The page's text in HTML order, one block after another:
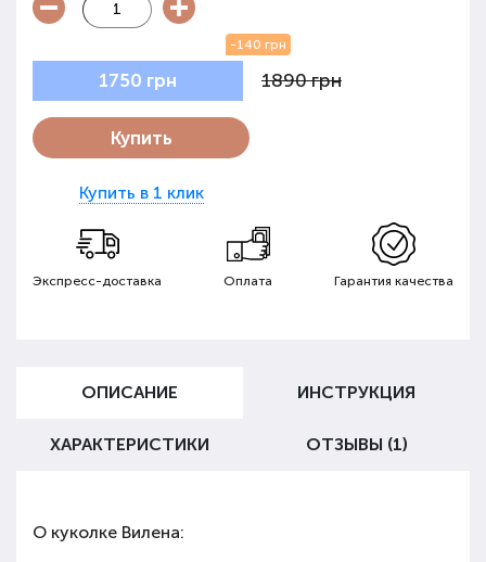
1750 грн
-140 грн
1890 грн
Купить
Купить в 1 клик
Экспресс-доставка Оплата Гарантия качества
ОПИСАНИЕ ИНСТРУКЦИЯ
ХАРАКТЕРИСТИКИ ОТЗЫВЫ (1)
О куколке Вилена: